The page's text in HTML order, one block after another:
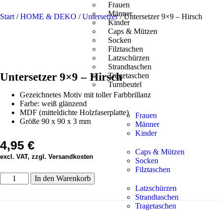
Frauen
Männer
Kinder
Caps & Mützen
Socken
Filztaschen
Latzschürzen
Strandtaschen
Tragetaschen
Turnbeutel
Frauen
Männer
Kinder
Caps & Mützen
Socken
Filztaschen
Latzschürzen
Strandtaschen
Tragetaschen
Start /HOME & DEKO /Untersetzer/ Untersetzer 9×9 – Hirsch
Untersetzer 9×9 – Hirsch
Gezeichnetes Motiv mit toller Farbbrillanz
Farbe: weiß glänzend
MDF (mitteldichte Holzfaserplatte)
Größe 90 x 90 x 3 mm
4,95 €
excl. VAT, zzgl. Versandkosten
In den Warenkorb